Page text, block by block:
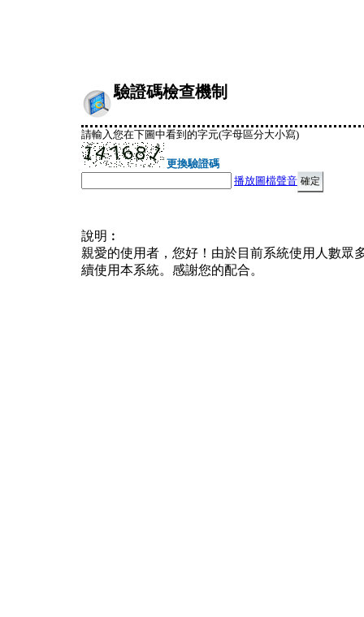
驗證碼檢查機制
請輸入您在下圖中看到的字元(字母區分大小寫)
更換驗證碼
播放圖檔聲音
說明︰
親愛的使用者，您好！由於目前系統使用人數眾
續使用本系統。感謝您的配合。